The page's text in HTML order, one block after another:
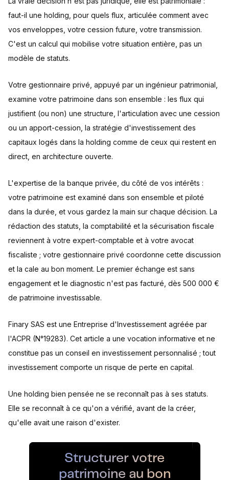
faut-il une holding, pour quels flux, articulée comment avec
vos enveloppes, votre cession future, votre transmission.
C'est un calcul qui mobilise votre situation entière, pas un
modèle de statuts.
Votre gestionnaire privé, appuyé par un ingénieur patrimonial,
examine votre patrimoine dans son ensemble : les flux qui
justifient (ou non) une structure, l'articulation avec une cession
ou un apport-cession, la stratégie d'investissement des
capitaux logés dans la holding comme de ceux qui restent en
direct, en architecture ouverte.
L'expertise de la banque privée, du côté de vos intérêts :
votre patrimoine est examiné dans son ensemble et piloté
dans la durée, et vous gardez la main sur chaque décision. La
rédaction des statuts, la comptabilité et la sécurisation fiscale
reviennent à votre expert-comptable et à votre avocat
fiscaliste ; votre gestionnaire privé coordonne cette discussion
et la cale au bon moment. Le premier échange est sans
engagement et le diagnostic n'est pas facturé, dès 500 000 €
de patrimoine investissable.
Finary SAS est une Entreprise d'Investissement agréée par
l'ACPR (N°19283). Cet article a une vocation informative et ne
constitue pas un conseil en investissement personnalisé ; tout
investissement comporte un risque de perte en capital.
Une holding bien pensée ne se reconnaît pas à ses statuts.
Elle se reconnaît à ce qu'on a vérifié, avant de la créer,
qu'elle avait une raison d'exister.
Structurer votre
patrimoine au bon